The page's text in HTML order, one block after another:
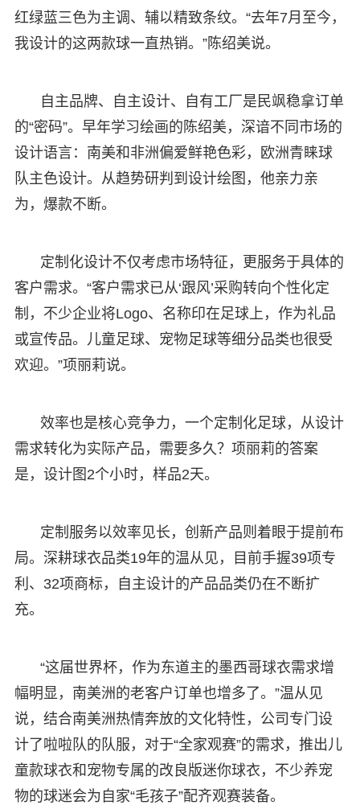
红绿蓝三色为主调、辅以精致条纹。“去年7月至今，
我设计的这两款球一直热销。”陈绍美说。
自主品牌、自主设计、自有工厂是民飒稳拿订单
的“密码”。早年学习绘画的陈绍美，深谙不同市场的
设计语言：南美和非洲偏爱鲜艳色彩，欧洲青睐球
队主色设计。从趋势研判到设计绘图，他亲力亲
为，爆款不断。
定制化设计不仅考虑市场特征，更服务于具体的
客户需求。“客户需求已从‘跟风’采购转向个性化定
制，不少企业将Logo、名称印在足球上，作为礼品
或宣传品。儿童足球、宠物足球等细分品类也很受
欢迎。”项丽莉说。
效率也是核心竞争力，一个定制化足球，从设计
需求转化为实际产品，需要多久？项丽莉的答案
是，设计图2个小时，样品2天。
定制服务以效率见长，创新产品则着眼于提前布
局。深耕球衣品类19年的温从见，目前手握39项专
利、32项商标，自主设计的产品品类仍在不断扩
充。
“这届世界杯，作为东道主的墨西哥球衣需求增
幅明显，南美洲的老客户订单也增多了。”温从见
说，结合南美洲热情奔放的文化特性，公司专门设
计了啦啦队的队服，对于“全家观赛”的需求，推出儿
童款球衣和宠物专属的改良版迷你球衣，不少养宠
物的球迷会为自家“毛孩子”配齐观赛装备。